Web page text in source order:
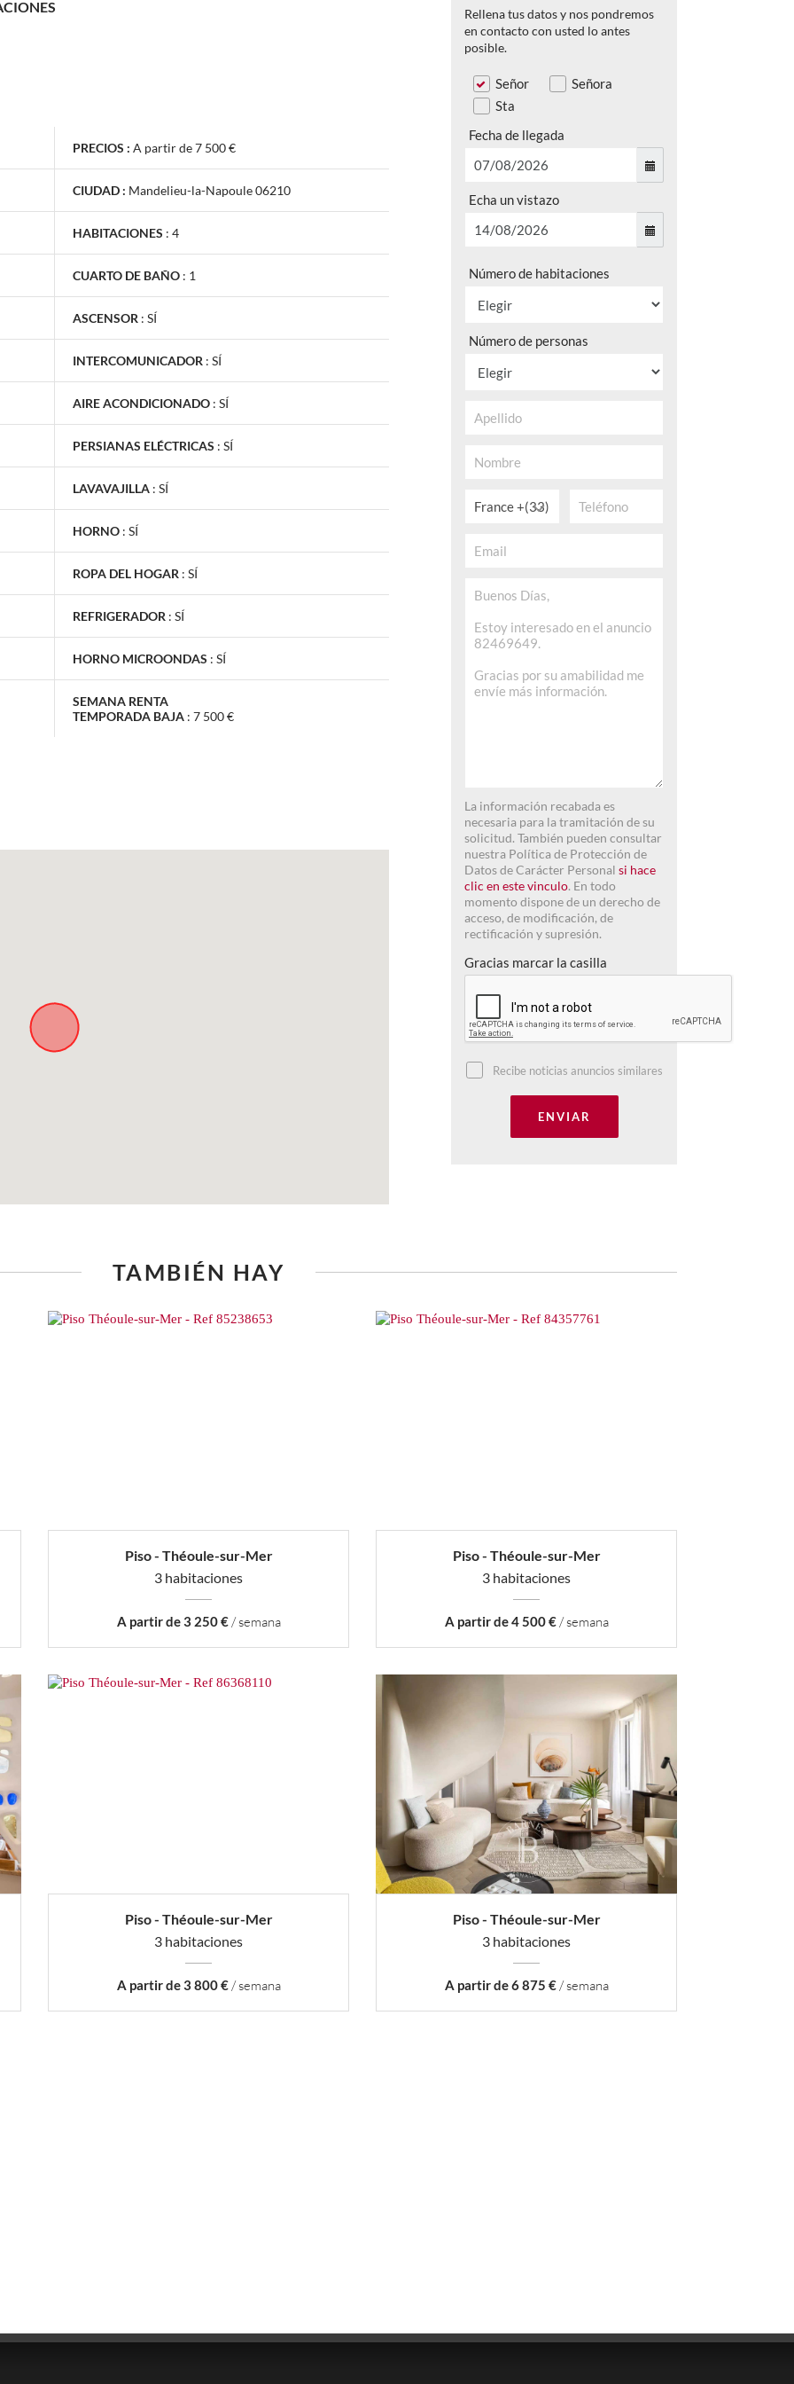
PRECIOS : A partir de 7 500 €
CIUDAD : Mandelieu-la-Napoule 06210
HABITACIONES : 4
CUARTO DE BAÑO : 1
ASCENSOR : SÍ
INTERCOMUNICADOR : SÍ
AIRE ACONDICIONADO : SÍ
PERSIANAS ELÉCTRICAS : SÍ
LAVAVAJILLA : SÍ
HORNO : SÍ
ROPA DEL HOGAR : SÍ
REFRIGERADOR : SÍ
HORNO MICROONDAS : SÍ
SEMANA RENTA
TEMPORADA BAJA : 7 500 €
Rellena tus datos y nos pondremos
en contacto con usted lo antes
posible.
Señor
Señora
Sta
Fecha de llegada
Echa un vistazo
Número de habitaciones
Número de personas
France +(33)
La información recabada es
necesaria para la tramitación de su
solicitud. También pueden consultar
nuestra Política de Protección de
Datos de Carácter Personal si hace
clic en este vinculo. En todo
momento dispone de un derecho de
acceso, de modificación, de
rectificación y supresión.
Gracias marcar la casilla
Recibe noticias anuncios similares
TAMBIÉN HAY
Piso - Théoule-sur-Mer
3 habitaciones
A partir de 3 250 €/ semana
Piso - Théoule-sur-Mer
3 habitaciones
A partir de 4 500 €/ semana
Piso - Théoule-sur-Mer
3 habitaciones
A partir de 3 800 €/ semana
Piso - Théoule-sur-Mer
3 habitaciones
A partir de 6 875 €/ semana